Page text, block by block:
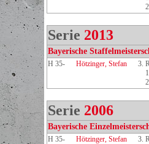
Serie 2013
Bayerische
H 35- Hötzinger, Stefan 3.
Serie 2006
Bayerische
H 35- Hötzinger, Stefan 3.